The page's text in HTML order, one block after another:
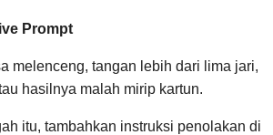
Prompt
melenceng, tangan lebih dari lima jari,
hasilnya malah mirip kartun.
itu, tambahkan instruksi penolakan di